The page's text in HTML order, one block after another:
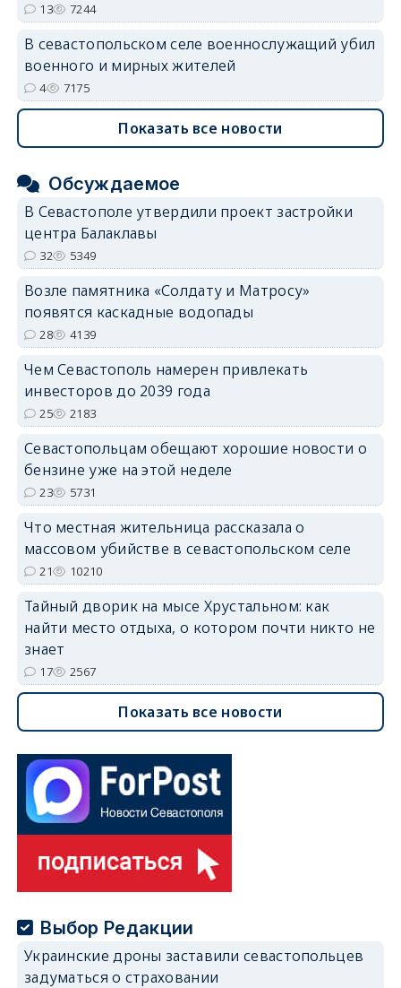
13 7244
В севастопольском селе военнослужащий убил
военного и мирных жителей
4 7175
Показать все новости
Обсуждаемое
В Севастополе утвердили проект застройки
центра Балаклавы
32 5349
Возле памятника «Солдату и Матросу»
появятся каскадные водопады
28 4139
Чем Севастополь намерен привлекать
инвесторов до 2039 года
25 2183
Севастопольцам обещают хорошие новости о
бензине уже на этой неделе
23 5731
Что местная жительница рассказала о
массовом убийстве в севастопольском селе
21 10210
Тайный дворик на мысе Хрустальном: как
найти место отдыха, о котором почти никто не
знает
17 2567
Показать все новости
Выбор Редакции
Украинские дроны заставили севастопольцев
задуматься о страховании